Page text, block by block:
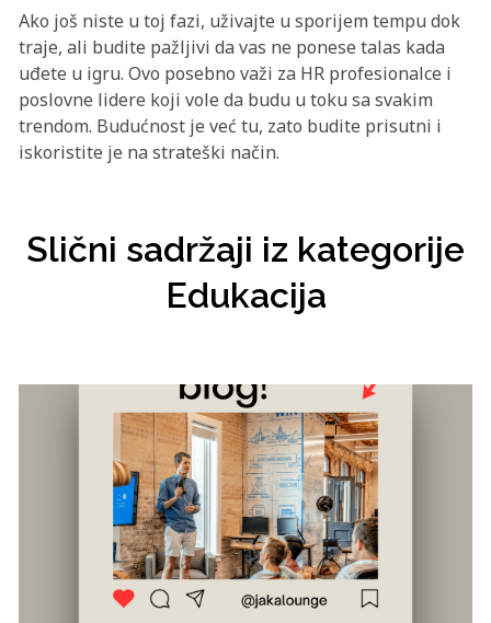
Ako još niste u toj fazi, uživajte u sporijem tempu dok
traje, ali budite pažljivi da vas ne ponese talas kada
uđete u igru. Ovo posebno važi za HR profesionalce i
poslovne lidere koji vole da budu u toku sa svakim
trendom. Budućnost je već tu, zato budite prisutni i
iskoristite je na strateški način.
Slični sadržaji iz kategorije
Edukacija